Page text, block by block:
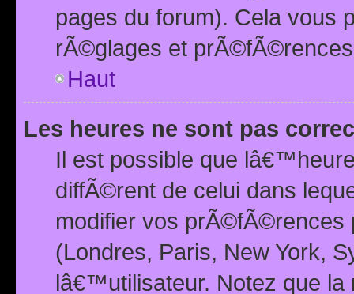
pages du forum). Cela vous
rÃ©glages et
Haut
Les heures ne sont pas
Il est possible que
diffÃ©rent de celui dans
modifier vos prÃ©fÃ©rences
(Londres, Paris, New York,
lâ€™utilisateur. Notez que la